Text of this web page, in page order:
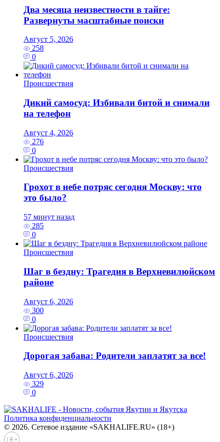
Два месяца неизвестности в тайге:
Развернуты масштабные поиски
Август 5, 2026
258
0
Происшествия
Дикий самосуд: Избивали битой и снимали
на телефон
Август 4, 2026
276
0
Происшествия
Грохот в небе потряс сегодня Москву: что
это было?
57 минут назад
285
0
Происшествия
Шаг в бездну: Трагедия в Верхневилюйском
районе
Август 6, 2026
300
0
Происшествия
Дорогая забава: Родители заплатят за все!
Август 6, 2026
329
0
Политика конфиденциальности
© 2026. Сетевое издание «SAKHALIFE.RU» (18+)